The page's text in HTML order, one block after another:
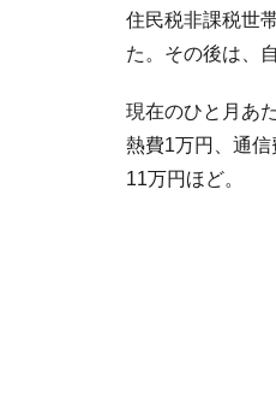
住民税非課税世
た。その後は、
現在のひと月あ
熱費1万円、通
11万円ほど。